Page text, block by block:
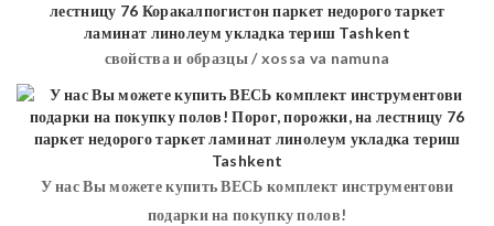
свойства и образцы / xossa va namuna
У нас Вы можете купить ВЕСЬ комплект инструментови
подарки на покупку полов!